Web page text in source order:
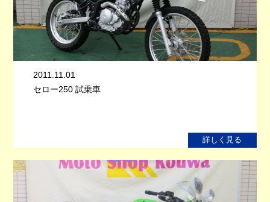
2011.11.01
セロー250 試乗車
詳しく見る